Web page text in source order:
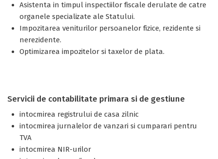
Asistenta in timpul inspectiilor fiscale derulate de catre
organele specializate ale Statului.
Impozitarea veniturilor persoanelor fizice, rezidente si
nerezidente.
Optimizarea impozitelor si taxelor de plata.
Servicii de contabilitate primara si de gestiune
intocmirea registrului de casa zilnic
intocmirea jurnalelor de vanzari si cumparari pentru
TVA
intocmirea NIR-urilor